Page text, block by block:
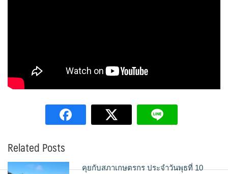
Related Posts
คุยกับสภาเกษตรกร ประจำวันพุธที่ 10